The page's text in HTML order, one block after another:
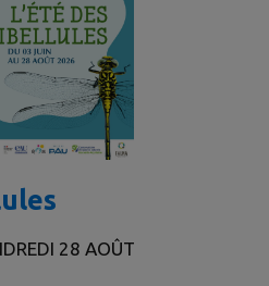
28 AOÛT